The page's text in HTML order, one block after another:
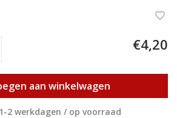
€4,20
aan winkelwagen
2 werkdagen / op voorraad